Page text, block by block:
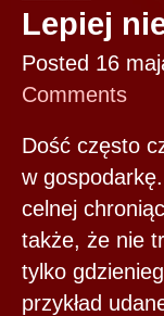
Lepiej
Posted 16
Comments
Dość często
w
celnej
także, że nie
tylko
przykład